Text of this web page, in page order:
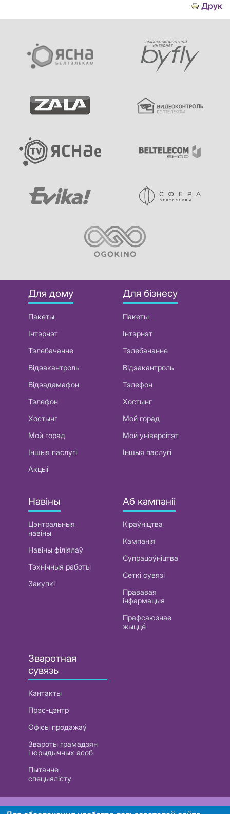
Друк
Для дому
Пакеты
Інтэрнэт
Тэлебачанне
Відэакантроль
Відэадамафон
Тэлефон
Хостынг
Мой горад
Іншыя паслугі
Акцыі
Для бізнесу
Пакеты
Інтэрнэт
Тэлебачанне
Відэакантроль
Тэлефон
Хостынг
Мой горад
Мой універсітэт
Іншыя паслугі
Навіны
Цэнтральныя
навіны
Навіны філіялаў
Тэхнічныя работы
Закупкі
Аб кампаніі
Кіраўніцтва
Кампанія
Супрацоўніцтва
Сеткі сувязі
Прававая
інфармацыя
Прафсаюзнае
жыццё
Зваротная
сувязь
Кантакты
Прэс-цэнтр
Офісы продажаў
Звароты грамадзян
і юрыдычных асоб
Пытанне
спецыялісту
РУП «Белтэлекам». УНП 101007741